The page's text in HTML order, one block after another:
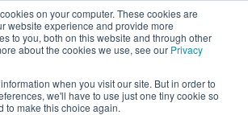
on your computer. These cookies are
website experience and provide more
to you, both on this website and through other
about the cookies we use, see our Privacy
when you visit our site. But in order to
we'll have to use just one tiny cookie so
to make this choice again.